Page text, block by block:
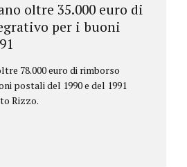
oltre 35.000 euro di
per i buoni
78.000 euro di rimborso
postali del 1990 e del 1991
Rizzo.